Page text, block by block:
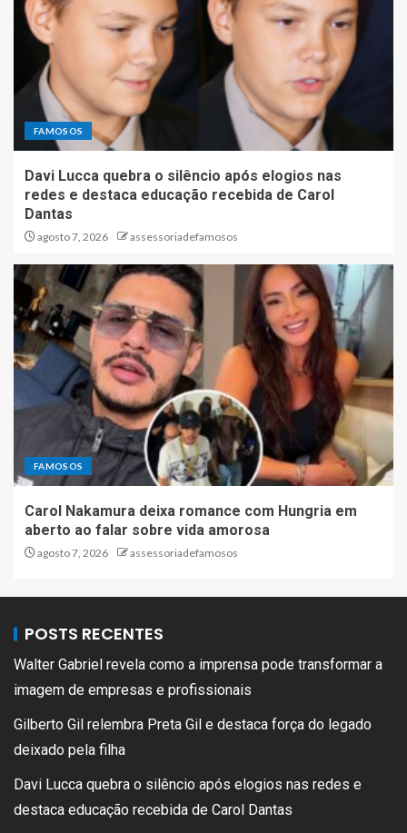
FAMOSOS
Davi Lucca quebra o silêncio após elogios nas
redes e destaca educação recebida de Carol
Dantas
agosto 7, 2026 assessoriadefamosos
FAMOSOS
Carol Nakamura deixa romance com Hungria em
aberto ao falar sobre vida amorosa
agosto 7, 2026 assessoriadefamosos
POSTS RECENTES
Walter Gabriel revela como a imprensa pode transformar a
imagem de empresas e profissionais
Gilberto Gil relembra Preta Gil e destaca força do legado
deixado pela filha
Davi Lucca quebra o silêncio após elogios nas redes e
destaca educação recebida de Carol Dantas